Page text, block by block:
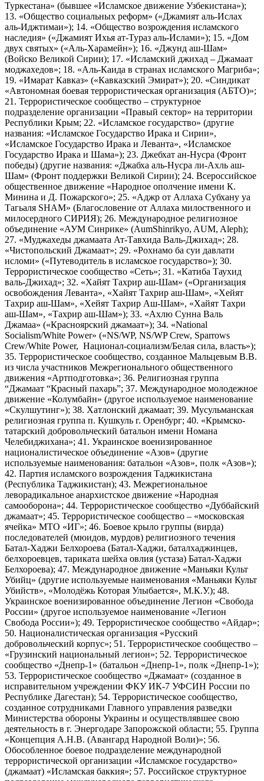
Туркестана» (бывшее «Исламское движение Узбекистана»);
13. «Общество социальных реформ» («Джамият аль-Ислах
аль-Иджтимаи»); 14. «Общество возрождения исламского
наследия» («Джамият Ихья ат-Тураз аль-Ислами»); 15. «Дом
двух святых» («Аль-Харамейн»); 16. «Джунд аш-Шам»
(Войско Великой Сирии); 17. «Исламский джихад – Джамаат
моджахедов»; 18. «Аль-Каида в странах исламского Магриба»;
19. «Имарат Кавказ» («Кавказский Эмират»); 20. «Синдикат
«Автономная боевая террористическая организация (АБТО)»;
21. Террористическое сообщество – структурное
подразделение организации «Правый сектор» на территории
Республики Крым; 22. «Исламское государство» (другие
названия: «Исламское Государство Ирака и Сирии»,
«Исламское Государство Ирака и Леванта», «Исламское
Государство Ирака и Шама»); 23. Джебхат ан-Нусра (Фронт
победы) (другие названия: «Джабха аль-Нусра ли-Ахль аш-
Шам» (Фронт поддержки Великой Сирии); 24. Всероссийское
общественное движение «Народное ополчение имени К.
Минина и Д. Пожарского»; 25. «Аджр от Аллаха Субхану уа
Тагьаля SHAM» (Благословение от Аллаха милоственного и
милосердного СИРИЯ); 26. Международное религиозное
объединение «АУМ Синрике» (AumShinrikyo, AUM, Aleph);
27. «Муджахеды джамаата Ат-Тавхида Валь-Джихад»; 28.
«Чистопольский Джамаат»; 29. «Рохнамо ба суи давлати
исломи» («Путеводитель в исламское государство»); 30.
Террористическое сообщество «Сеть»; 31. «Катиба Таухид
валь-Джихад»; 32. «Хайят Тахрир аш-Шам» («Организация
освобождения Леванта», «Хайят Тахрир аш-Шам», «Хейят
Тахрир аш-Шам», «Хейят Тахрир Аш-Шам», «Хайят Тахри
аш-Шам», «Тахрир аш-Шам»); 33. «Ахлю Сунна Валь
Джамаа» («Красноярский джамаат»); 34. «National
Socialism/White Power» («NS/WP, NS/WP Crew, Sparrows
Crew/White Power, Национал-социализм/Белая сила, власть»);
35. Террористическое сообщество, созданное Мальцевым В.В.
из числа участников Межрегионального общественного
движения «Артподготовка»; 36. Религиозная группа
“Джамаат “Красный пахарь”; 37. Международное молодежное
движение «Колумбайн» (другое используемое наименование
«Скулшутинг»); 38. Хатлонский джамаат; 39. Мусульманская
религиозная группа п. Кушкуль г. Оренбург; 40. «Крымско-
татарский добровольческий батальон имени Номана
Челебиджихана»; 41. Украинское военизированное
националистическое объединение «Азов» (другие
используемые наименования: батальон «Азов», полк «Азов»);
42. Партия исламского возрождения Таджикистана
(Республика Таджикистан); 43. Межрегиональное
леворадикальное анархистское движение «Народная
самооборона»; 44. Террористическое сообщество «Дуббайский
джамаат»; 45. Террористическое сообщество – «московская
ячейка» МТО «ИГ»; 46. Боевое крыло группы (вирда)
последователей (мюидов, мурдов) религиозного течения
Батал-Хаджи Белхороева (Батал-Хаджи, баталхаджинцев,
белхороевцев, тариката шейха овлия (устаза) Батал-Хаджи
Белхороева); 47. Международное движение «Маньяки Культ
Убийц» (другие используемые наименования «Маньяки Культ
Убийств», «Молодёжь Которая Улыбается», М.К.У.); 48.
Украинское военизированное объединение Легион «Свобода
России» (другое используемое наименование «Легион
Свобода России»); 49. Террористическое сообщество «Айдар»;
50. Националистическая организация «Русский
добровольческий корпус»; 51. Террористическое сообщество –
«Грузинский национальный легион»; 52. Террористическое
сообщество «Днепр-1» (батальон «Днепр-1», полк «Днепр-1»);
53. Террористическое сообщество «Джамаат» (созданное в
исправительном учреждении ФКУ ИК-7 УФСИН России по
Республике Дагестан); 54. Террористическое сообщество,
созданное сотрудниками Главного управления разведки
Министерства обороны Украины и осуществлявшее свою
деятельность в г. Энергодаре Запорожской области; 55. Группа
«Концепция А.Н.В. (Авангард Народной Воли)»; 56.
Обособленное боевое подразделение международной
террористической организации «Исламское государство»
(джамаат) «Исламская баккия»; 57. Российское структурное